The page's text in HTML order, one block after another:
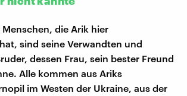
die Arik hier
sind seine Verwandten und
dessen Frau, sein bester Freund
Alle kommen aus Ariks
im Westen der Ukraine, aus der